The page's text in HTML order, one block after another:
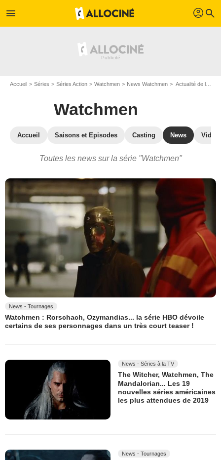
menu profil search
Accueil Séries Séries Action Watchmen News Watchmen Actualité de la série Watchmen - Page 4
Watchmen
Accueil Saisons et Episodes Casting News
Toutes les news sur la série "Watchmen"
News - Tournages
Watchmen : Rorschach, Ozymandias... la série HBO dévoile
certains de ses personnages dans un très court teaser !
News - Séries à la TV
The Witcher, Watchmen, The
Mandalorian... Les 19
nouvelles séries américaines
les plus attendues de 2019
News - Tournages